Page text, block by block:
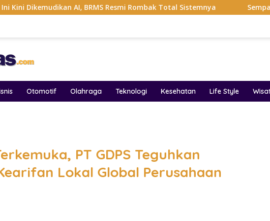
AI, BRMS Resmi Rombak Total Sistemnya Sempat Viral Gaya
Otomotif Olahraga Teknologi Kesehatan Life Style
PT GDPS Teguhkan
Lokal Global Perusahaan